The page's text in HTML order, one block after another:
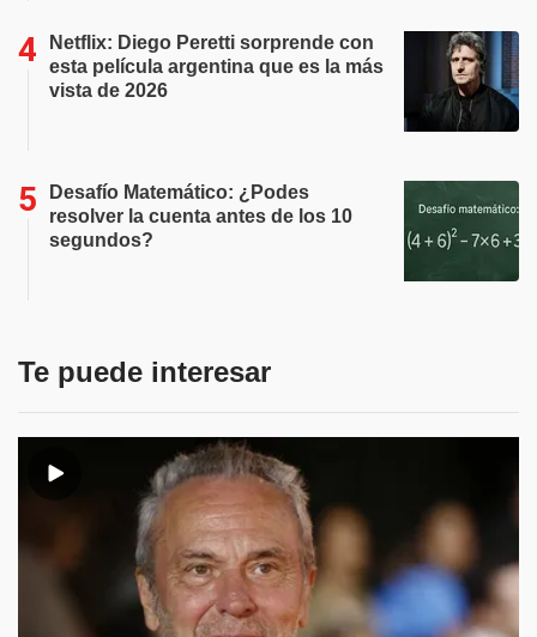
Netflix: Diego Peretti sorprende con
esta película argentina que es la más
vista de 2026
Desafío Matemático: ¿Podes
resolver la cuenta antes de los 10
segundos?
Te puede interesar